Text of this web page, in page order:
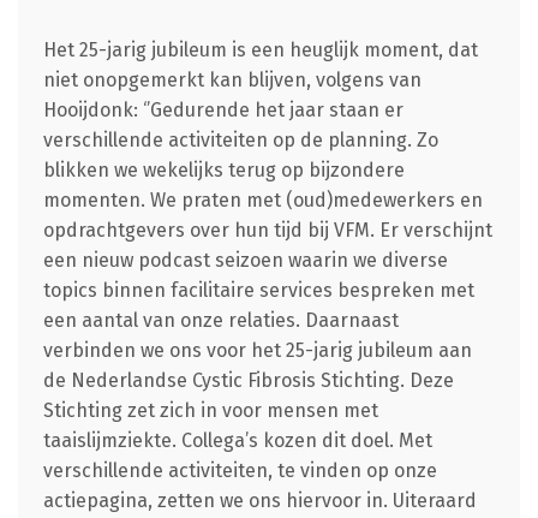
Het 25-jarig jubileum is een heuglijk moment, dat
niet onopgemerkt kan blijven, volgens van
Hooijdonk: ‘’Gedurende het jaar staan er
verschillende activiteiten op de planning. Zo
blikken we wekelijks terug op bijzondere
momenten. We praten met (oud)medewerkers en
opdrachtgevers over hun tijd bij VFM. Er verschijnt
een nieuw podcast seizoen waarin we diverse
topics binnen facilitaire services bespreken met
een aantal van onze relaties. Daarnaast
verbinden we ons voor het 25-jarig jubileum aan
de Nederlandse Cystic Fibrosis Stichting. Deze
Stichting zet zich in voor mensen met
taaislijmziekte. Collega’s kozen dit doel. Met
verschillende activiteiten, te vinden op onze
actiepagina, zetten we ons hiervoor in. Uiteraard